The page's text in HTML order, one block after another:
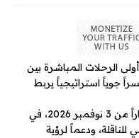
الرحلات المباشرة بين
جوياً استراتيجياً يربط
ومن المقرر أن تنطلق هذه الرحلات اعتباراً من 3 نوفمبر 2026، في
ودعماً لرؤية